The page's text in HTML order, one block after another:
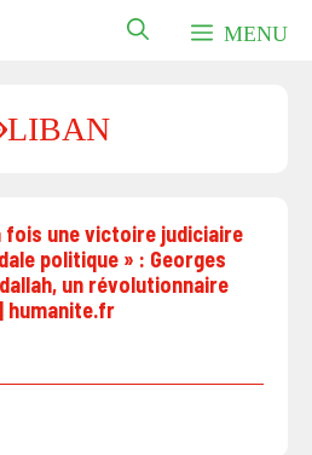
MENU
LIBAN
fois une victoire judiciaire
politique » : Georges
un révolutionnaire
humanite.fr